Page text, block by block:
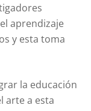
aprendizaje
y esta toma
la educación
arte a esta